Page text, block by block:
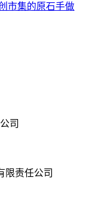
市集的原石手做
限责任公司